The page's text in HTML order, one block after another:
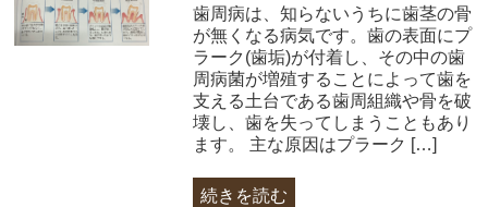
歯周病は、知らないうちに歯茎の骨
が無くなる病気です。歯の表面にプ
ラーク(歯垢)が付着し、その中の歯
周病菌が増殖することによって歯を
支える土台である歯周組織や骨を破
壊し、歯を失ってしまうこともあり
ます。 主な原因はプラーク […]
続きを読む